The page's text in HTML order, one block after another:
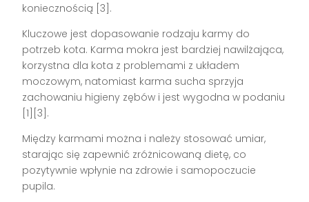
koniecznością [3].
Kluczowe jest dopasowanie rodzaju karmy do
potrzeb kota. Karma mokra jest bardziej nawilżająca,
korzystna dla kota z problemami z układem
moczowym, natomiast karma sucha sprzyja
zachowaniu higieny zębów i jest wygodna w podaniu
[1][3].
Między karmami można i należy stosować umiar,
starając się zapewnić zróżnicowaną dietę, co
pozytywnie wpłynie na zdrowie i samopoczucie
pupila.